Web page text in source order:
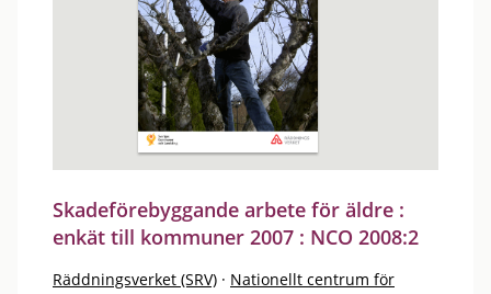
Skadeförebyggande arbete för äldre :
enkät till kommuner 2007 : NCO 2008:2
Räddningsverket (SRV) · Nationellt centrum för